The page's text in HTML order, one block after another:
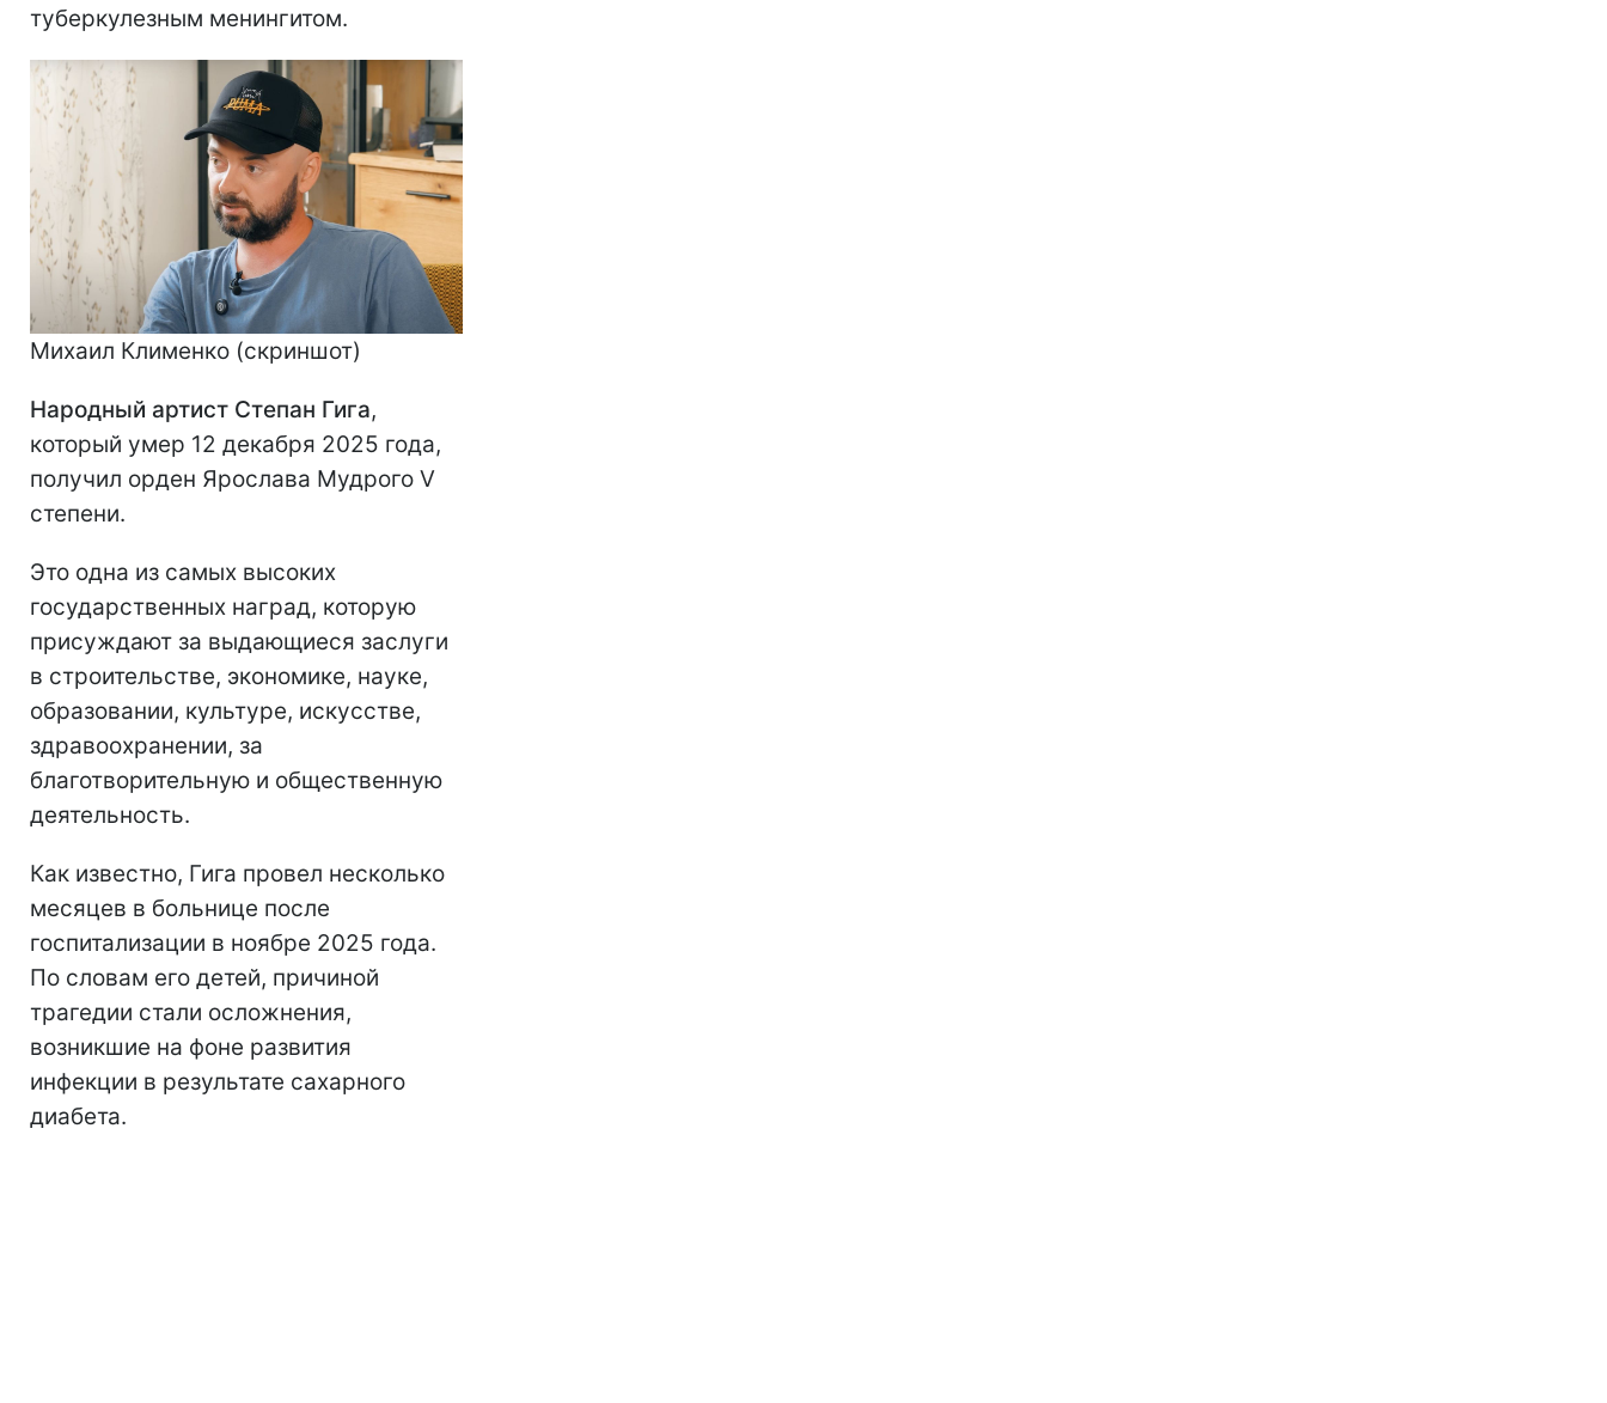
туберкулезным менингитом.
Михаил Клименко (скриншот)
Народный артист Степан Гига,
который умер 12 декабря 2025 года,
получил орден Ярослава Мудрого V
степени.
Это одна из самых высоких
государственных наград, которую
присуждают за выдающиеся заслуги
в строительстве, экономике, науке,
образовании, культуре, искусстве,
здравоохранении, за
благотворительную и общественную
деятельность.
Как известно, Гига провел несколько
месяцев в больнице после
госпитализации в ноябре 2025 года.
По словам его детей, причиной
трагедии стали осложнения,
возникшие на фоне развития
инфекции в результате сахарного
диабета.